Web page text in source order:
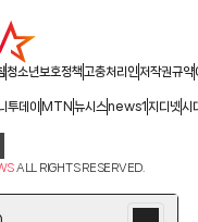
청소년보호정책 고충처리인저작권규약
투데이 MTN 뉴시스news1 지디넷시
로 11(서린동, 청계한국빌딩)
ALL RIGHTS RESERVED.